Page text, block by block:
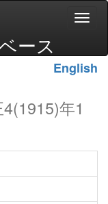
ース
English
年1